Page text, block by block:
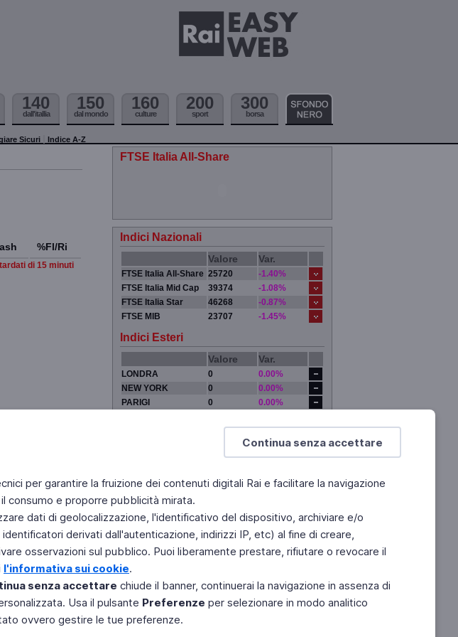
Continua senza accettare
per garantire la fruizione dei contenuti digitali Rai e facilitare la navigazione
consumo e proporre pubblicità mirata.
dati di geolocalizzazione, l'identificativo del dispositivo, archiviare e/o
derivati dall'autenticazione, indirizzi IP, etc) al fine di creare,
osservazioni sul pubblico. Puoi liberamente prestare, rifiutare o revocare il
l'informativa sui cookie.
senza accettare chiude il banner, continuerai la navigazione in assenza di
Usa il pulsante Preferenze per selezionare in modo analitico
ovvero gestire le tue preferenze.
140
dall'itallia
150
dal mondo
160
culture
200
sport
300
borsa
Sicuri Indice A-Z
%Fl/Ri
di 15 minuti
FTSE Italia All-Share
Indici Nazionali
Valore Var.
FTSE Italia All-Share 25720
-1.40%
FTSE Italia Mid Cap
39374
-1.08%
FTSE Italia Star
46268
-0.87%
FTSE MIB
23707 -1.45%
Indici Esteri
Valore Var.
LONDRA 0
0.00%
NEW YORK
0
0.00%
PARIGI
0
0.00%
Chi Siamo
i diritti riservati
Piattaforme